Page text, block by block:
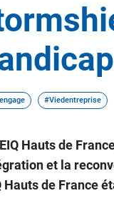
#Viedentreprise
Hauts de
et la
Hauts de France